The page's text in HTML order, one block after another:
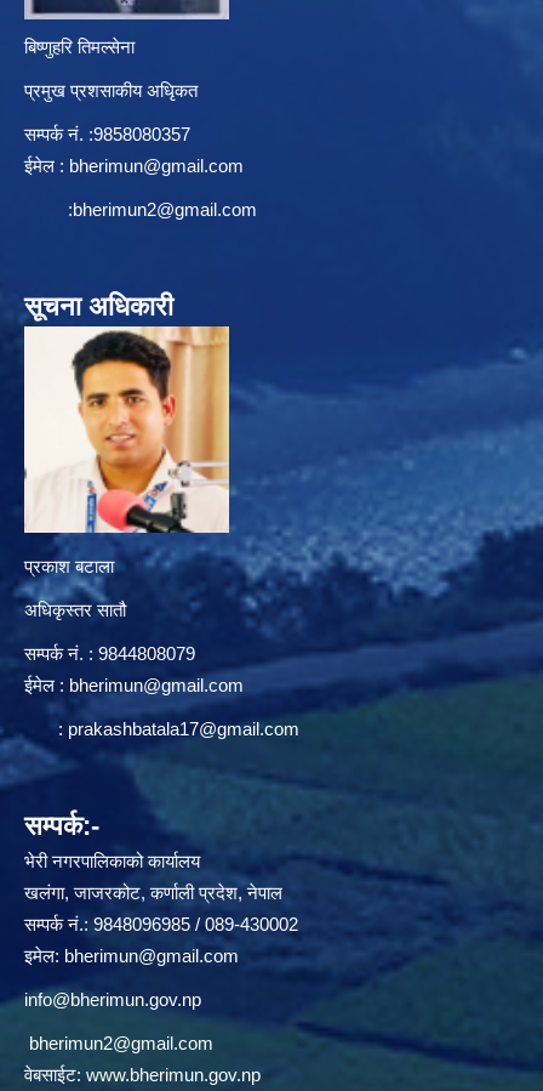
बिष्णुहरि तिमल्सेना
प्रमुख प्रशसाकीय अधिृकत
सम्पर्क न‌ं. :9858080357
ईमेल : bherimun@gmail.com
:bherimun2@gmail.com
सूचना अधिकारी
प्रकाश बटाला
अधिकृस्तर सातौ
सम्पर्क न‌ं. : 9844808079
ईमेल : bherimun@gmail.com
: prakashbatala17@gmail.com
सम्पर्क:-
भेरी नगरपालिकाको कार्यालय
खलंगा, जाजरकोट, कर्णाली प्रदेश, नेपाल
सम्पर्क नं.: 9848096985 / 089-430002
इमेल: bherimun@gmail.com
info@bherimun.gov.np
bherimun2@gmail.com
वेबसाईट: www.bherimun.gov.np